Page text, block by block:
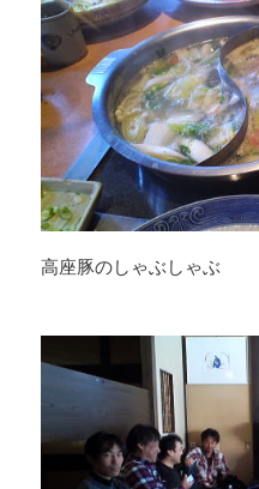
高座豚のしゃぶしゃぶ